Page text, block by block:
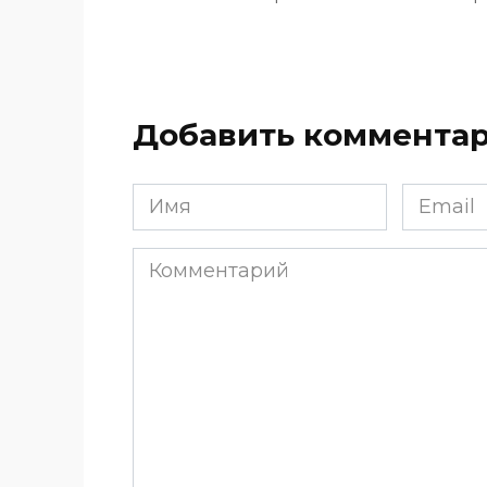
Добавить
Имя
*
Email
*
Комментарий